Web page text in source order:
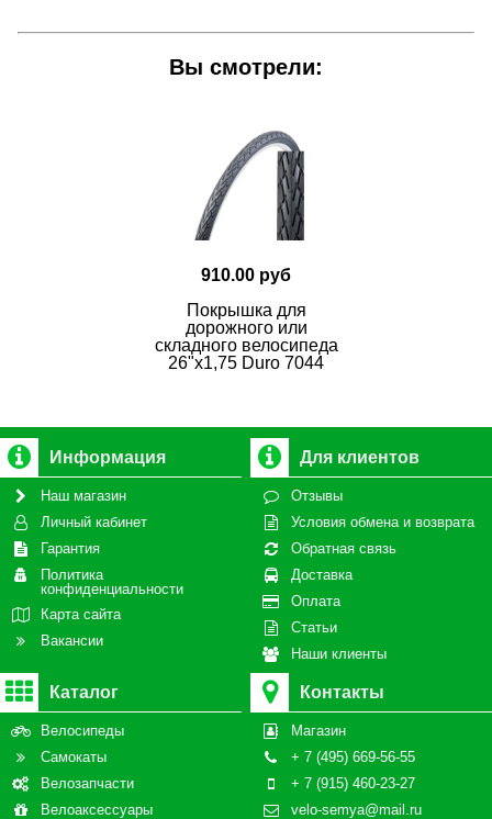
Вы смотрели:
910.00 руб
Покрышка для
дорожного или
складного велосипеда
26"х1,75 Duro 7044
Информация
Наш магазин
Личный кабинет
Гарантия
Политика
конфиденциальности
Карта сайта
Вакансии
Для клиентов
Отзывы
Условия обмена и возврата
Обратная связь
Доставка
Оплата
Статьи
Наши клиенты
Каталог
Велосипеды
Самокаты
Велозапчасти
Велоаксессуары
Контакты
Магазин
+ 7 (495) 669-56-55
+ 7 (915) 460-23-27
velo-semya@mail.ru